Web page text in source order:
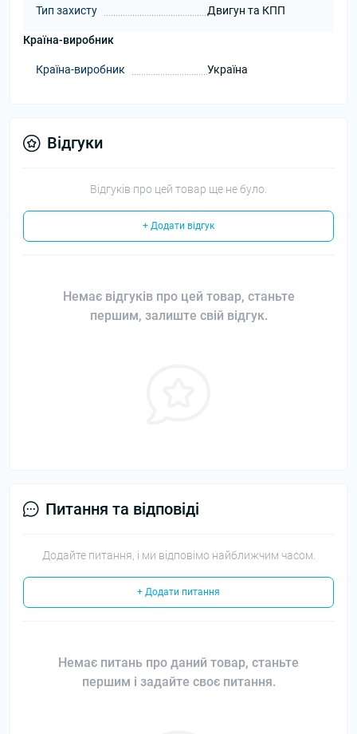
Тип захисту Двигун та КПП
Країна-виробник
Країна-виробник Україна
Відгуки
Відгуків про цей товар ще не було.
+ Додати відгук
Немає відгуків про цей товар, станьте
першим, залиште свій відгук.
Питання та відповіді
Додайте питання, і ми відповімо найближчим часом.
+ Додати питання
Немає питань про даний товар, станьте
першим і задайте своє питання.